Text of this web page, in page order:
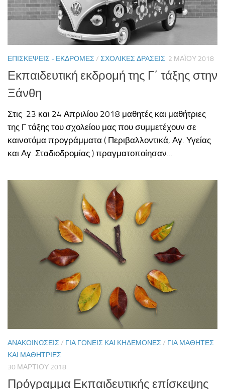
ΕΠΙΣΚΈΨΕΙΣ - ΕΚΔΡΟΜΈΣ / ΣΧΟΛΙΚΈΣ ΔΡΆΣΕΙΣ 2 ΜΑΪ́ΟΥ 2018
Εκπαιδευτική εκδρομή της Γ΄ τάξης στην
Ξάνθη
Στις 23 και 24 Απριλίου 2018 μαθητές και μαθήτριες
της Γ τάξης του σχολείου μας που συμμετέχουν σε
καινοτόμα προγράμματα ( Περιβαλλοντικά, Αγ. Υγείας
και Αγ. Σταδιοδρομίας ) πραγματοποίησαν...
ΑΝΑΚΟΙΝΏΣΕΙΣ / ΓΙΑ ΓΟΝΕΊΣ ΚΑΙ ΚΗΔΕΜΌΝΕΣ / ΓΙΑ ΜΑΘΗΤΈΣ
ΚΑΙ ΜΑΘΉΤΡΙΕΣ
30 ΜΑΡΤΊΟΥ 2018
Πρόγραμμα Εκπαιδευτικής επίσκεψης